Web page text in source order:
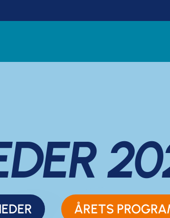
ÅRETS